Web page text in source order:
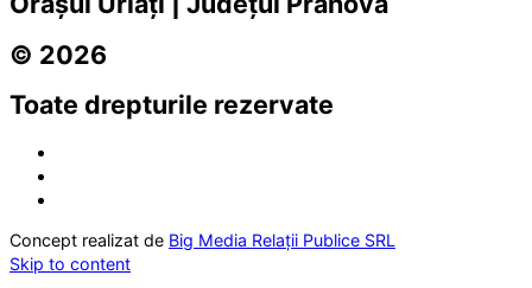
© 2026
Toate drepturile rezervate
Concept realizat de Big Media Relații Publice SRL
Skip to content